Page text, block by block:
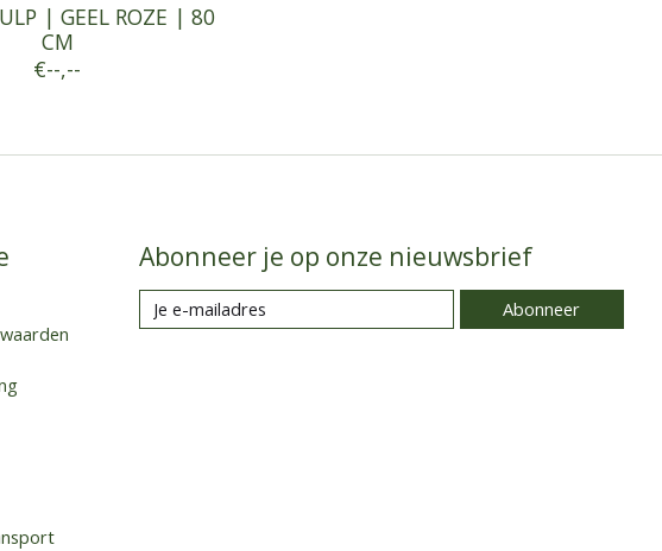
| GEEL ROZE | 80
CM
€--,--
Abonneer je op onze nieuwsbrief
Abonneer